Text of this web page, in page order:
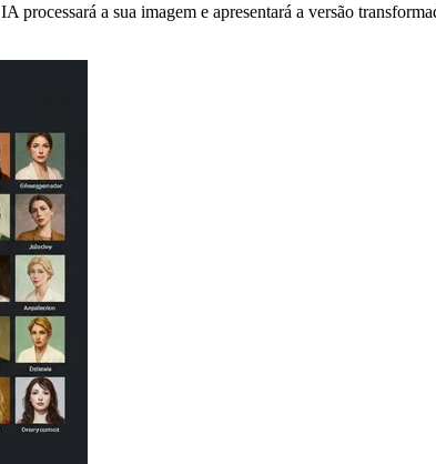
processará a sua imagem e apresentará a versão